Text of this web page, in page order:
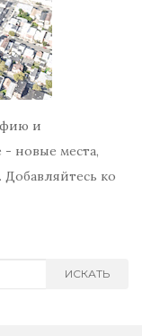
и
новые места,
ко
ИСКАТЬ